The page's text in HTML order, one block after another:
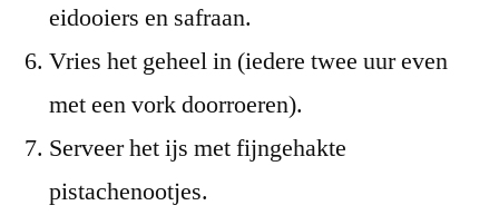
eidooiers en safraan.
Vries het geheel in (iedere twee uur even
met een vork doorroeren).
Serveer het ijs met fijngehakte
pistachenootjes.